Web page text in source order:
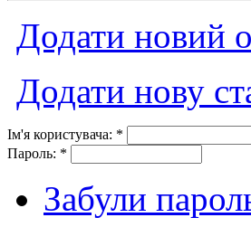
Додати новий
Додати нову
Ім'я користувача: *
Пароль: *
Забули